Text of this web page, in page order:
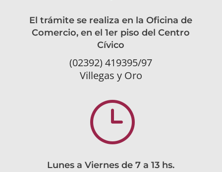
El trámite se realiza en la Oficina de
Comercio, en el 1er piso del Centro
Cívico
(02392) 419395/97
Villegas y Oro
}
Lunes a Viernes de 7 a 13 hs.